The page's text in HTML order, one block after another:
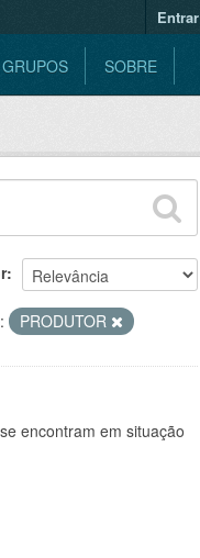
Entrar
GRUPOS SOBRE
PRODUTOR
encontram em situação